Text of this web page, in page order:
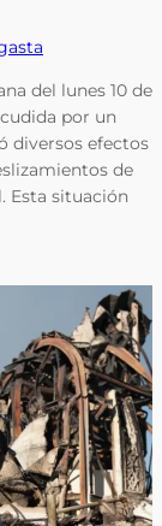
del lunes 10 de
por un
diversos efectos
de
Esta situación